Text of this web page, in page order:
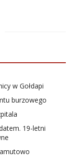
w Gołdapi
burzowego
19-letni